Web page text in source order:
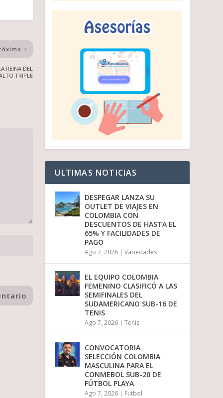
REINA DEL
TRIPLE
ULTIMAS NOTICIAS
DESPEGAR LANZA SU
OUTLET DE VIAJES EN
COLOMBIA CON
DESCUENTOS DE HASTA EL
65% Y FACILIDADES DE
PAGO
Ago 7, 2026 |Variedades
EL EQUIPO COLOMBIA
FEMENINO CLASIFICÓ A LAS
SEMIFINALES DEL
SUDAMERICANO SUB-16 DE
TENIS
Ago 7, 2026 |Tenis
CONVOCATORIA
SELECCIÓN COLOMBIA
MASCULINA PARA EL
CONMEBOL SUB-20 DE
FÚTBOL PLAYA
Ago 7, 2026 | Futbol